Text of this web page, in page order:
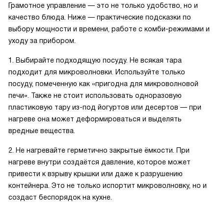
Грамотное управление — это не только удобство, но и
качество блюда. Ниже — практические подсказки по
выбору мощности и времени, работе с комби-режимами и
уходу за прибором.
1. Выбирайте подходящую посуду. Не всякая тара
подходит для микроволновки. Используйте только
посуду, помеченную как «пригодна для микроволновой
печи». Также не стоит использовать одноразовую
пластиковую тару из-под йогуртов или десертов — при
нагреве она может деформироваться и выделять
вредные вещества.
2. Не нагревайте герметично закрытые ёмкости. При
нагреве внутри создаётся давление, которое может
привести к взрыву крышки или даже к разрушению
контейнера. Это не только испортит микроволновку, но и
создаст беспорядок на кухне.